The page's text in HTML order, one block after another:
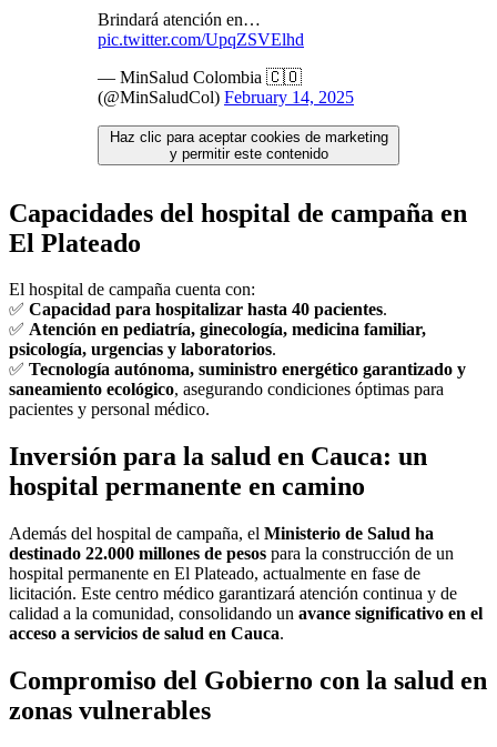
Brindará atención en…
pic.twitter.com/UpqZSVElhd
— MinSalud Colombia 🇨🇴
(@MinSaludCol) February 14, 2025
Haz clic para aceptar cookies de marketing
y permitir este contenido
Capacidades del hospital de campaña en
El Plateado
El hospital de campaña cuenta con:
✅ Capacidad para hospitalizar hasta 40 pacientes.
✅ Atención en pediatría, ginecología, medicina familiar,
psicología, urgencias y laboratorios.
✅ Tecnología autónoma, suministro energético garantizado y
saneamiento ecológico, asegurando condiciones óptimas para
pacientes y personal médico.
Inversión para la salud en Cauca: un
hospital permanente en camino
Además del hospital de campaña, el Ministerio de Salud ha
destinado 22.000 millones de pesos para la construcción de un
hospital permanente en El Plateado, actualmente en fase de
licitación. Este centro médico garantizará atención continua y de
calidad a la comunidad, consolidando un avance significativo en el
acceso a servicios de salud en Cauca.
Compromiso del Gobierno con la salud en
zonas vulnerables